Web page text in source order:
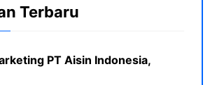
Terbaru
PT Aisin Indonesia,